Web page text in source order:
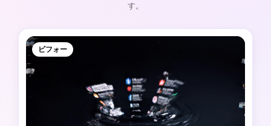
す。
ビフォー